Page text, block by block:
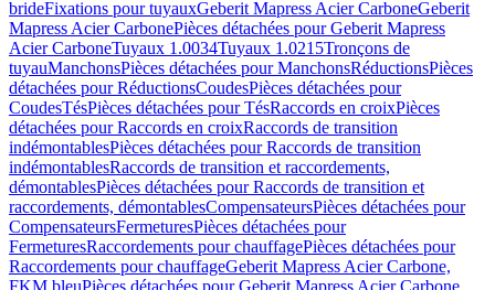
brideFixations pour tuyauxGeberit Mapress Acier CarboneGeberit
Mapress Acier CarbonePièces détachées pour Geberit Mapress
Acier CarboneTuyaux 1.0034Tuyaux 1.0215Tronçons de
tuyauManchonsPièces détachées pour ManchonsRéductionsPièces
détachées pour RéductionsCoudesPièces détachées pour
CoudesTésPièces détachées pour TésRaccords en croixPièces
détachées pour Raccords en croixRaccords de transition
indémontablesPièces détachées pour Raccords de transition
indémontablesRaccords de transition et raccordements,
démontablesPièces détachées pour Raccords de transition et
raccordements, démontablesCompensateursPièces détachées pour
CompensateursFermeturesPièces détachées pour
FermeturesRaccordements pour chauffagePièces détachées pour
Raccordements pour chauffageGeberit Mapress Acier Carbone,
FKM bleuPièces détachées pour Geberit Mapress Acier Carbone,